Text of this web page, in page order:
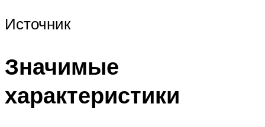
Источник
Значимые
характеристики